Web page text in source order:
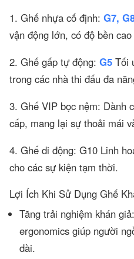
1. Ghế nhựa cố định: G7,
vận động lớn, có độ bền
2. Ghế gấp tự động: G5 Tối
trong các nhà thi đấu đa
3. Ghế VIP bọc nệm: Dành
cấp, mang lại sự thoải mái
4. Ghế di động: G10 Linh
cho các sự kiện tạm thời.
Lợi Ích Khi Sử Dụng Ghế
Tăng trải nghiệm khán
ergonomics giúp người
dài.